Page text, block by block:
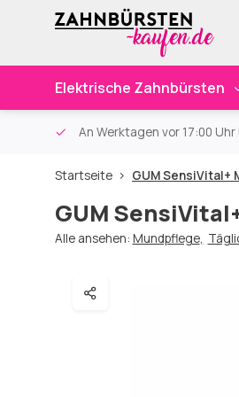
Elektrische Zahnbürsten
An Werktagen vor 17:00
Startseite GUM SensiVital+
GUM
Alle ansehen: Mundpflege,